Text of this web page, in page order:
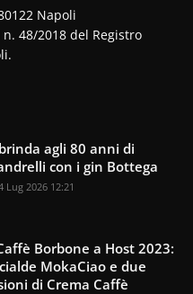
Napoli
48/2018 del Registro
agli 80 anni di
con i gin Bottega
Lug 2026 12:21
Borbone a Host 2023:
MokaCiao e due
di Crema Caffè